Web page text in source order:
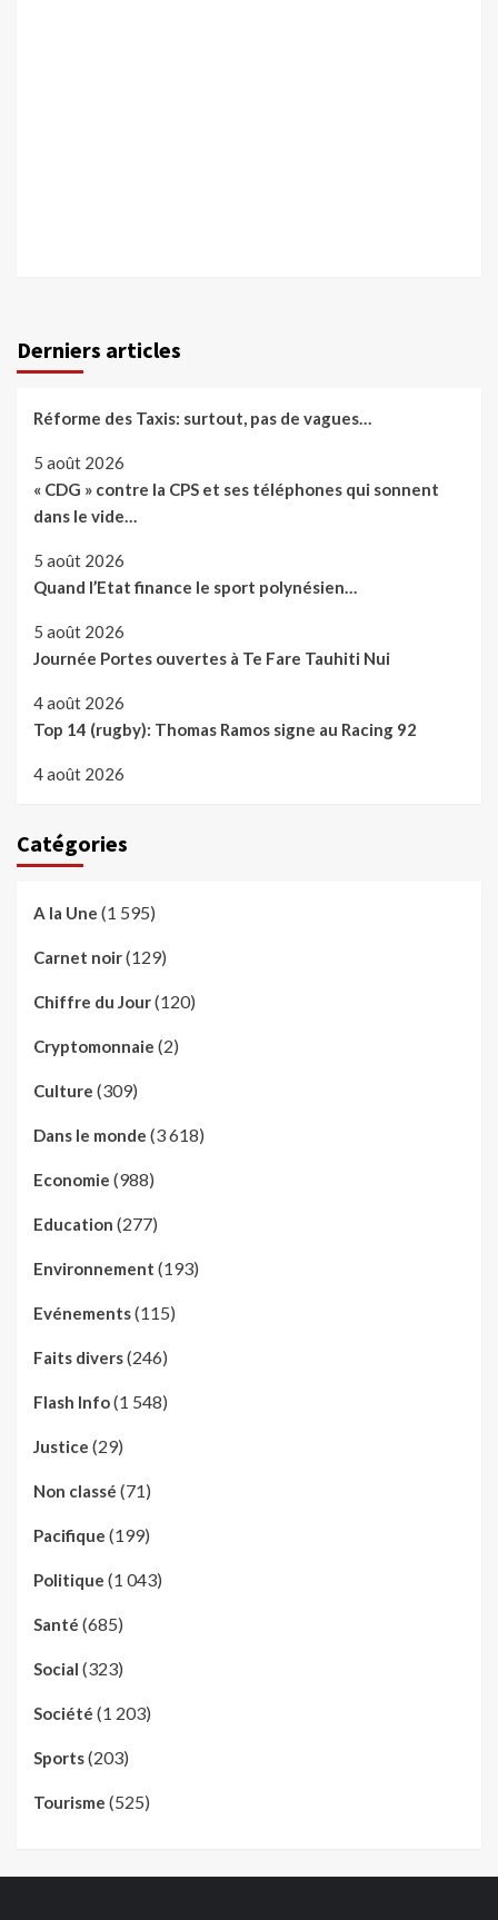
Derniers articles
Réforme des Taxis: surtout, pas de vagues…
5 août 2026
« CDG » contre la CPS et ses téléphones qui sonnent
dans le vide…
5 août 2026
Quand l’Etat finance le sport polynésien…
5 août 2026
Journée Portes ouvertes à Te Fare Tauhiti Nui
4 août 2026
Top 14 (rugby): Thomas Ramos signe au Racing 92
4 août 2026
Catégories
A la Une (1 595)
Carnet noir(129)
Chiffre du Jour(120)
Cryptomonnaie (2)
Culture (309)
Dans le monde (3 618)
Economie (988)
Education (277)
Environnement (193)
Evénements(115)
Faits divers(246)
Flash Info(1 548)
Justice (29)
Non classé (71)
Pacifique (199)
Politique (1 043)
Santé (685)
Social (323)
Société (1 203)
Sports(203)
Tourisme (525)